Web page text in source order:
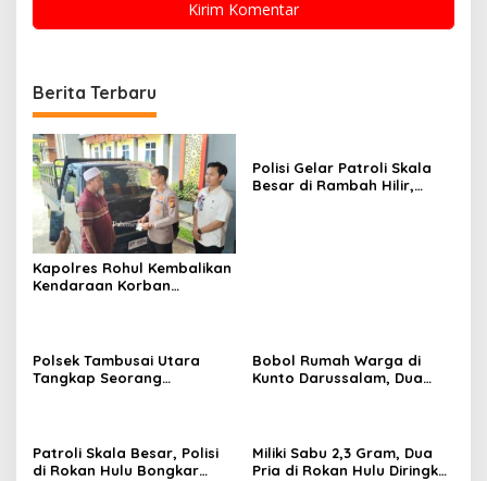
Berita Terbaru
Kapolres Rohul Kembalikan
Kendaraan Korban
Polisi Gelar Patroli Skala
Besar di Rambah Hilir,
Polsek Tambusai Utara
Tangkap Seorang
Bobol Rumah Warga di
Kunto Darussalam, Dua
Patroli Skala Besar, Polisi
di Rokan Hulu Bongkar
Miliki Sabu 2,3 Gram, Dua
Pria di Rokan Hulu Diringkus